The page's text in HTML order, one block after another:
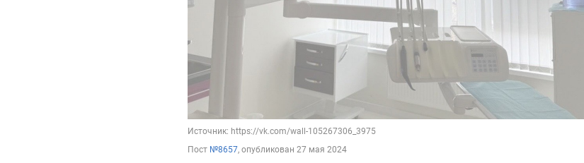
Источник: https://vk.com/wall-105267306_3975
Пост №8657, опубликован 27 мая 2024